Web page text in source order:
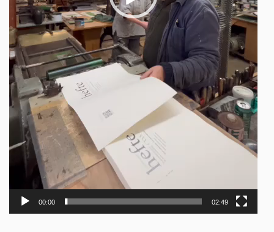
00:00 02:49